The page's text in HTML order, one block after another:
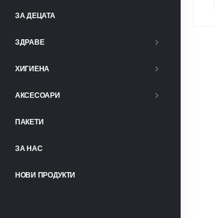
ЗА ДЕЦАТА
ЗДРАВЕ
ХИГИЕНА
АКСЕСОАРИ
ПАКЕТИ
ЗА НАС
НОВИ ПРОДУКТИ